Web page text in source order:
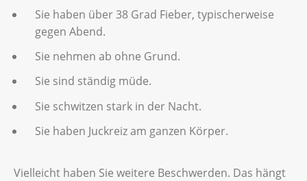
Sie haben über 38 Grad Fieber, typischerweise
gegen Abend.
Sie nehmen ab ohne Grund.
Sie sind ständig müde.
Sie schwitzen stark in der Nacht.
Sie haben Juckreiz am ganzen Körper.
Vielleicht haben Sie weitere Beschwerden. Das hängt